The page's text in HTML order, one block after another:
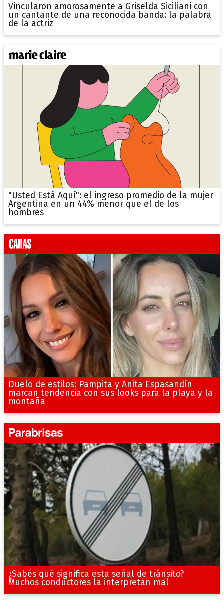
Vincularon amorosamente a Griselda Siciliani con
un cantante de una reconocida banda: la palabra
de la actriz
"Usted Está Aquí": el ingreso promedio de la mujer
Argentina en un 44% menor que el de los
hombres
Duelo de estilos: Pampita y Anita Espasandín
marcan tendencia con sus looks para la playa y la
montaña
¿Sabés qué significa esta señal de tránsito?
Muchos conductores la interpretan mal